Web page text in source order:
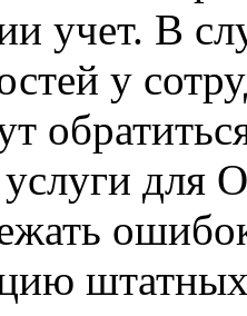
учет. В
у
для